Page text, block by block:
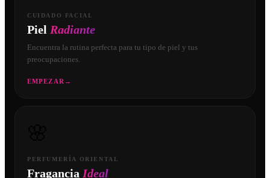
CUIDADO FACIAL
Piel Radiante
Encuentra la rutina perfecta para tu tipo de piel y tus
preocupaciones.
EMPEZAR →
PERFUMERÍA ORIENTAL
Fragancia Ideal